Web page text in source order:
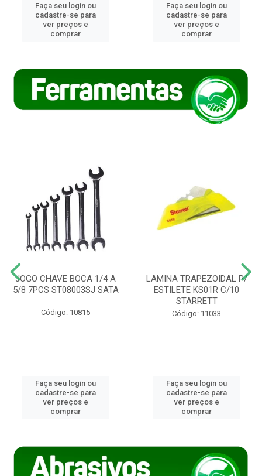
Faça seu login ou
cadastre-se para
ver preços e
comprar
Faça seu login ou
cadastre-se para
ver preços e
comprar
JOGO CHAVE BOCA 1/4 A
5/8 7PCS ST08003SJ SATA
Código: 10815
Faça seu login ou
cadastre-se para
ver preços e
comprar
LAMINA TRAPEZOIDAL P/
ESTILETE KS01R C/10
STARRETT
Código: 11033
Faça seu login ou
cadastre-se para
ver preços e
comprar